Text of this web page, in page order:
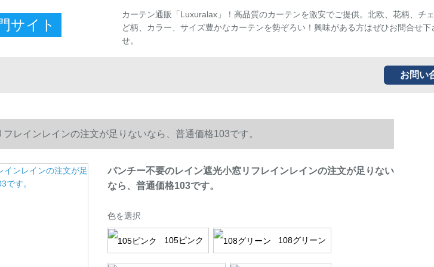
サイト
カーテン通販「Luxuralax」！高品質のカーテンを激安でご提供。北欧、花柄、チ
ど柄、カラー、サイズ豊かなカーテンを勢ぞろい！興味がある方はぜひお問合せ下
せ。
お問い
レインレインの注文が足りないなら、普通価格103です。
パンチー不要のレイン遮光小窓リフレインレインの注文が足りない
なら、普通価格103です。
色を選択
105ピンク 108グリーン